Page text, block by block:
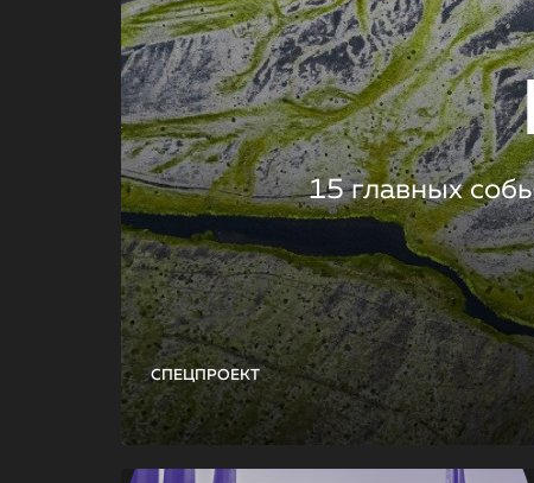
СПЕЦПРОЕКТ
15 главных